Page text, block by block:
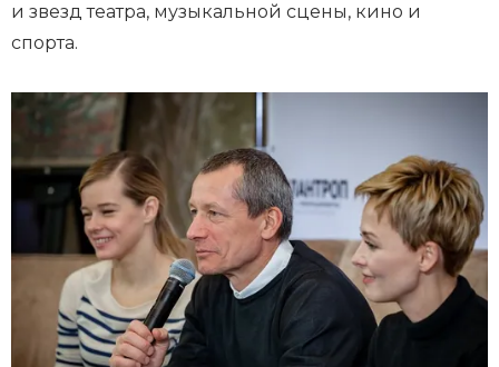
и звезд театра, музыкальной сцены, кино и
спорта.